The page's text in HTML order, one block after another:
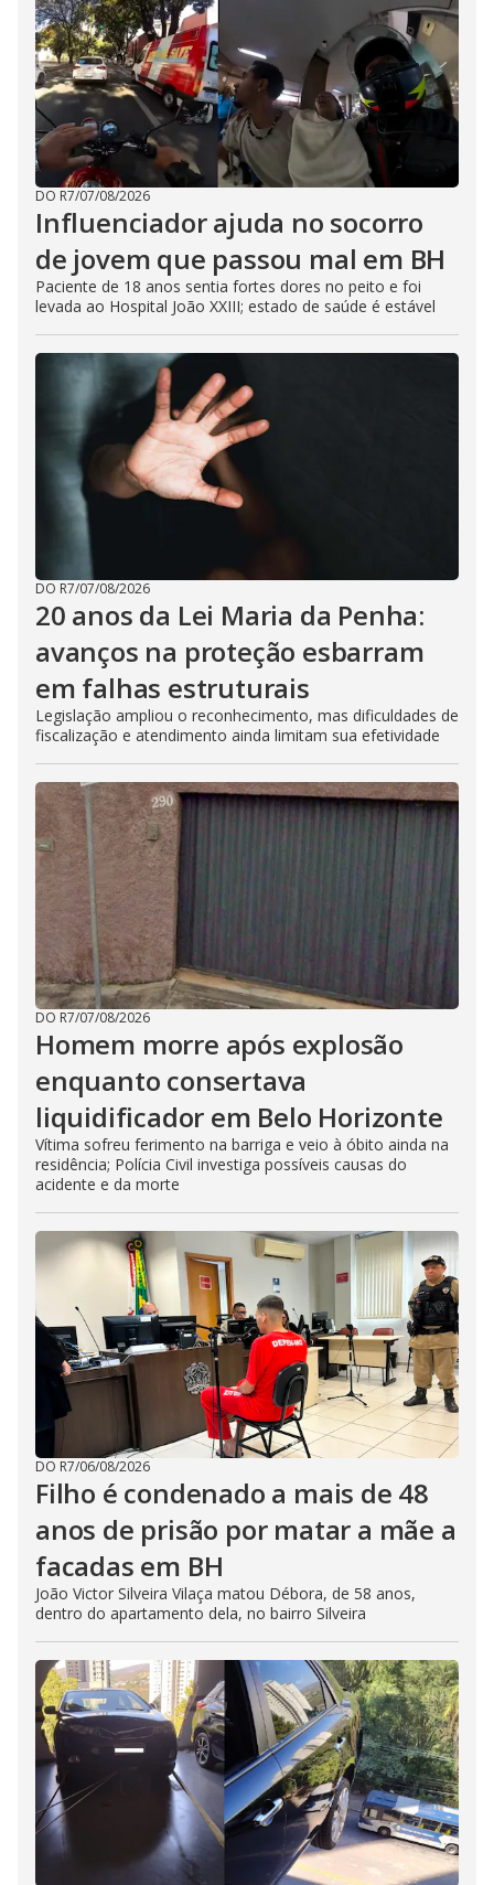
DO R7/07/08/2026
Influenciador ajuda no socorro
de jovem que passou mal em BH
Paciente de 18 anos sentia fortes dores no peito e foi
levada ao Hospital João XXIII; estado de saúde é estável
DO R7/07/08/2026
20 anos da Lei Maria da Penha:
avanços na proteção esbarram
em falhas estruturais
Legislação ampliou o reconhecimento, mas dificuldades de
fiscalização e atendimento ainda limitam sua efetividade
DO R7/07/08/2026
Homem morre após explosão
enquanto consertava
liquidificador em Belo Horizonte
Vítima sofreu ferimento na barriga e veio à óbito ainda na
residência; Polícia Civil investiga possíveis causas do
acidente e da morte
DO R7/06/08/2026
Filho é condenado a mais de 48
anos de prisão por matar a mãe a
facadas em BH
João Victor Silveira Vilaça matou Débora, de 58 anos,
dentro do apartamento dela, no bairro Silveira